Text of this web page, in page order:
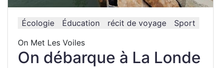
Écologie Éducation récit de voyage
Sport
On Met Les Voiles
On débarque à La Londe